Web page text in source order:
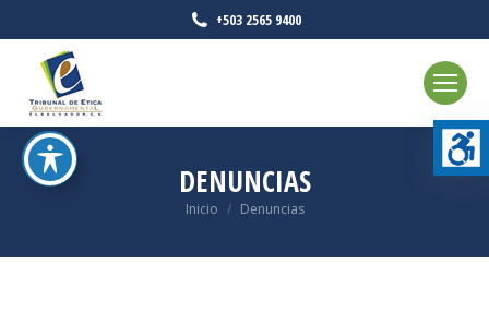
+503 2565 9400
DENUNCIAS
Estás aquí:
Inicio Denuncias